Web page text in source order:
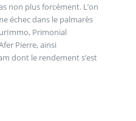
non plus forcément. L’on
échec dans le palmarès
Primonial
Pierre, ainsi
dont le rendement s’est